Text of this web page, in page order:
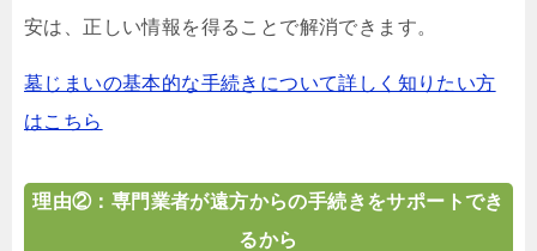
安は、正しい情報を得ることで解消できます。
墓じまいの基本的な手続きについて詳しく知りたい方
はこちら
理由②：専門業者が遠方からの手続きをサポートでき
るから